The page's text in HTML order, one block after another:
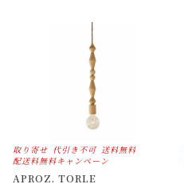
取り寄せ 代引き不可 送料無料
配送料無料キャンペーン
APROZ. TORLE